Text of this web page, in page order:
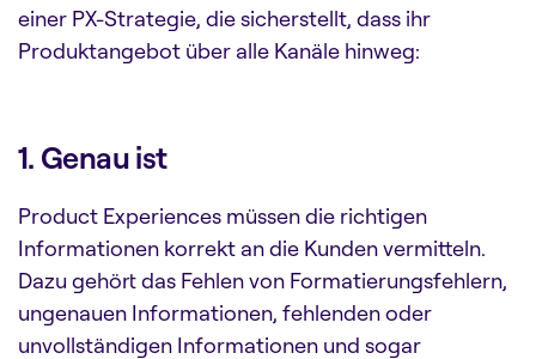
einer PX-Strategie, die sicherstellt, dass ihr
Produktangebot über alle Kanäle hinweg:
1. Genau ist
Product Experiences müssen die richtigen
Informationen korrekt an die Kunden vermitteln.
Dazu gehört das Fehlen von Formatierungsfehlern,
ungenauen Informationen, fehlenden oder
unvollständigen Informationen und sogar